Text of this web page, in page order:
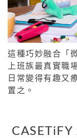
這種巧妙融合「
上班族最真實職
日常變得有趣又
置之。